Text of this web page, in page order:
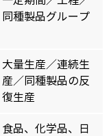
同種製品グループ
大量生産／連続生
産／同種製品の反
復生産
食品、化学品、日